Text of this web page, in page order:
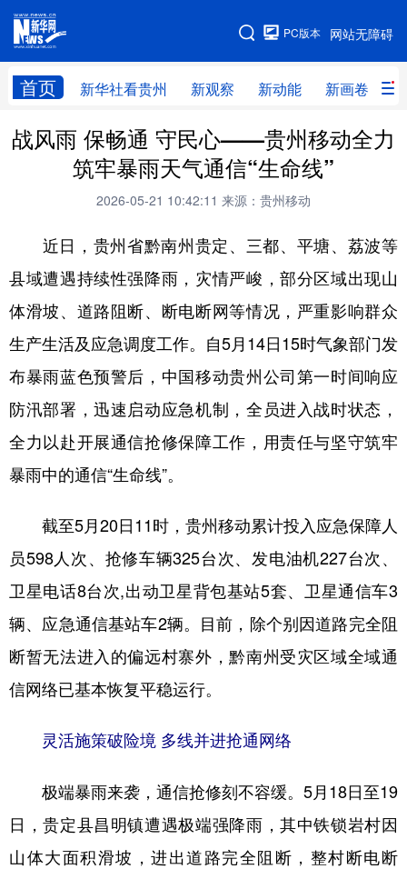
网站无障碍
PC版本
首页 新华社看贵州 新观察 新动能 新画卷
网站地图
新华社看贵州 新观察 新动能 新画卷
贵州要闻 贵州领导 人事
直播
畅游贵州 数字贵州 律动贵州 健康贵州
光影贵州 部门之窗 县区直达 企业速递
六盘水 铜仁 黔东南
黔南 黔西南
地方频道
北京 天津 河北 山西
辽宁 吉林 上海 江苏
浙江 安徽 福建 江西
山东 河南 湖北 湖南
广东 广西 海南 重庆
陕西 甘肃 青海
新疆 内蒙古 黑龙江
多语种频道
战风雨 保畅通 守民心——贵州移动全力
筑牢暴雨天气通信“生命线”
2026-05-21 10:42:11 来源：贵州移动
近日，贵州省黔南州贵定、三都、平塘、荔波等
县域遭遇持续性强降雨，灾情严峻，部分区域出现山
体滑坡、道路阻断、断电断网等情况，严重影响群众
生产生活及应急调度工作。自5月14日15时气象部门发
布暴雨蓝色预警后，中国移动贵州公司第一时间响应
防汛部署，迅速启动应急机制，全员进入战时状态，
全力以赴开展通信抢修保障工作，用责任与坚守筑牢
暴雨中的通信“生命线”。
截至5月20日11时，贵州移动累计投入应急保障人
员598人次、抢修车辆325台次、发电油机227台次、
卫星电话8台次,出动卫星背包基站5套、卫星通信车3
辆、应急通信基站车2辆。目前，除个别因道路完全阻
断暂无法进入的偏远村寨外，黔南州受灾区域全域通
信网络已基本恢复平稳运行。
灵活施策破险境 多线并进抢通网络
极端暴雨来袭，通信抢修刻不容缓。5月18日至19
日，贵定县昌明镇遭遇极端强降雨，其中铁锁岩村因
山体大面积滑坡，进出道路完全阻断，整村断电断